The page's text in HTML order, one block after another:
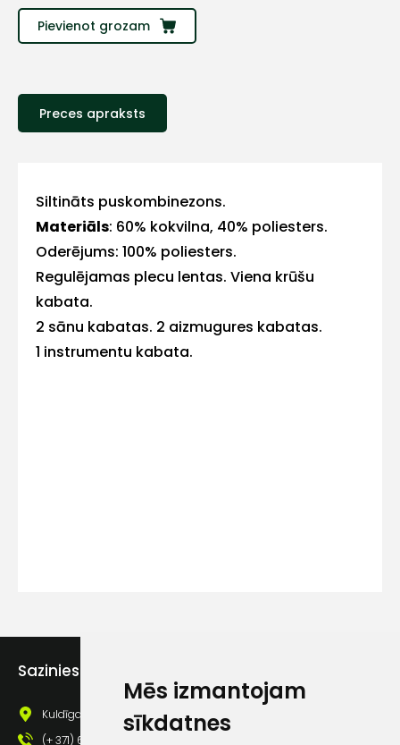
Mēs izmantojam
sīkdatnes
Pievienot grozam
Preces apraksts
Siltināts puskombinezons.
Materiāls: 60% kokvilna, 40% poliesters.
Oderējums: 100% poliesters.
Regulējamas plecu lentas. Viena krūšu
kabata.
2 sānu kabatas. 2 aizmugures kabatas.
1 instrumentu kabata.
Sazinies ar mums
Kuldīgas iela 69a, Saldus, Saldus nov., LV - 3801
(+ 371) 63 881 186
Vārds
Piekrītu saņemt